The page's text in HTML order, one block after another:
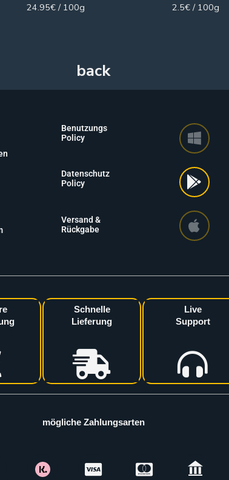
24.95€ / 100g
2.5€ / 100g
Benutzungs
Policy
Datenschutz
Policy
Versand &
Rückgabe
Schnelle
Lieferung
Live
Support
mögliche Zahlungsarten